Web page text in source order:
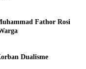
Fathor Rosi
Dualisme